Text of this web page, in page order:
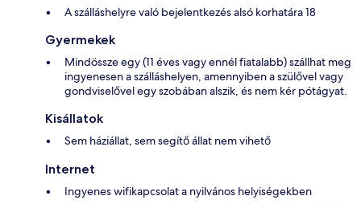
A szálláshelyre való bejelentkezés alsó korhatára 18
Gyermekek
Mindössze egy (11 éves vagy ennél fiatalabb) szállhat meg
ingyenesen a szálláshelyen, amennyiben a szülővel vagy
gondviselővel egy szobában alszik, és nem kér pótágyat.
Kisállatok
Sem háziállat, sem segítő állat nem vihető
Internet
Ingyenes wifikapcsolat a nyilvános helyiségekben